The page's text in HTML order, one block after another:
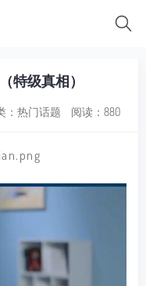
特级真相）
： 热门话题 阅读：880